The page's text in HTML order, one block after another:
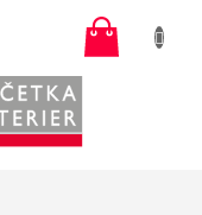
košík